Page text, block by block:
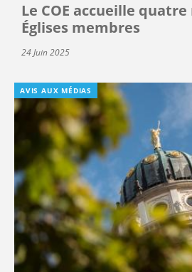
Le COE accueille
Églises membres
24 Juin 2025
AVIS AUX MÉDIAS